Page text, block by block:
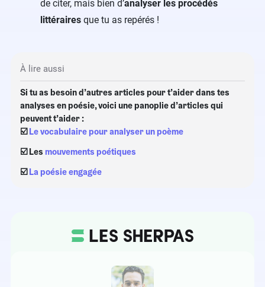
de citer, mais bien d’analyser les procédés
littéraires que tu as repérés !
À lire aussi
Si tu as besoin d’autres articles pour t’aider dans tes
analyses en poésie, voici une panoplie d’articles qui
peuvent t’aider :
☑️Le vocabulaire pour analyser un poème
☑️ Les mouvements poétiques
☑️La poésie engagée